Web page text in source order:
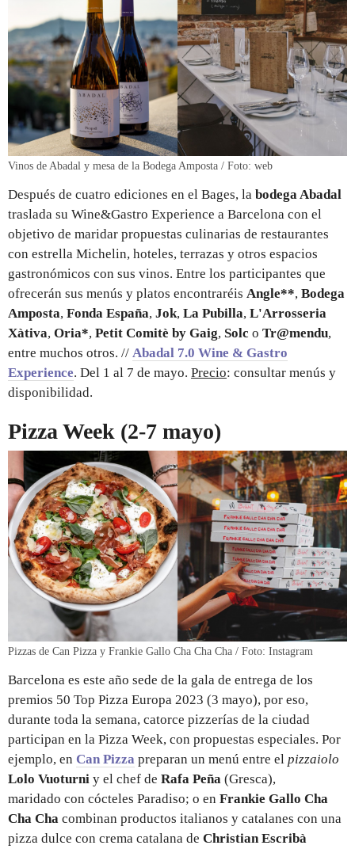
Vinos de Abadal y mesa de la Bodega Amposta / Foto: web
Después de cuatro ediciones en el Bages, la bodega Abadal
traslada su Wine&Gastro Experience a Barcelona con el
objetivo de maridar propuestas culinarias de restaurantes
con estrella Michelin, hoteles, terrazas y otros espacios
gastronómicos con sus vinos. Entre los participantes que
ofrecerán sus menús y platos encontraréis Angle**, Bodega
Amposta, Fonda España, Jok, La Pubilla, L'Arrosseria
Xàtiva, Oria*, Petit Comitè by Gaig, Solc o Tr@mendu,
entre muchos otros. // Abadal 7.0 Wine & Gastro
Experience. Del 1 al 7 de mayo. Precio: consultar menús y
disponibilidad.
Pizza Week (2-7 mayo)
Pizzas de Can Pizza y Frankie Gallo Cha Cha Cha / Foto: Instagram
Barcelona es este año sede de la gala de entrega de los
premios 50 Top Pizza Europa 2023 (3 mayo), por eso,
durante toda la semana, catorce pizzerías de la ciudad
participan en la Pizza Week, con propuestas especiales. Por
ejemplo, en Can Pizza preparan un menú entre el pizzaiolo
Lolo Vuoturni y el chef de Rafa Peña (Gresca),
maridado con cócteles Paradiso; o en Frankie Gallo Cha
Cha Cha combinan productos italianos y catalanes con una
pizza dulce con crema catalana de Christian Escribà